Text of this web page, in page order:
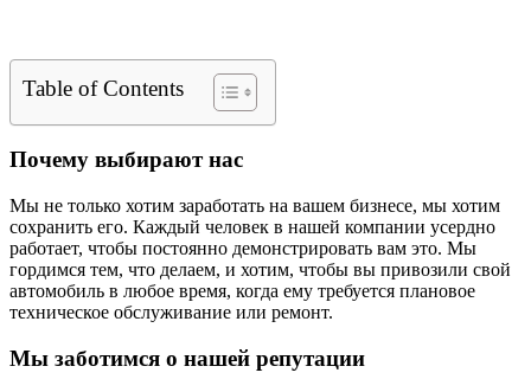
Table of Contents
Почему выбирают нас
Мы не только хотим заработать на вашем бизнесе, мы хотим
сохранить его. Каждый человек в нашей компании усердно
работает, чтобы постоянно демонстрировать вам это. Мы
гордимся тем, что делаем, и хотим, чтобы вы привозили свой
автомобиль в любое время, когда ему требуется плановое
техническое обслуживание или ремонт.
Мы заботимся о нашей репутации